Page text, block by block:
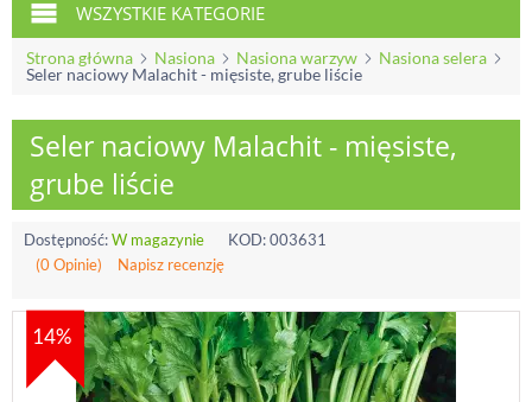
WSZYSTKIE KATEGORIE
Strona główna Nasiona Nasiona warzyw
Nasiona selera
Seler naciowy Malachit - mięsiste, grube liście
Seler naciowy Malachit - mięsiste,
grube liście
Dostępność:W magazynie KOD:003631
(0 Opinie)
Napisz recenzję
14%